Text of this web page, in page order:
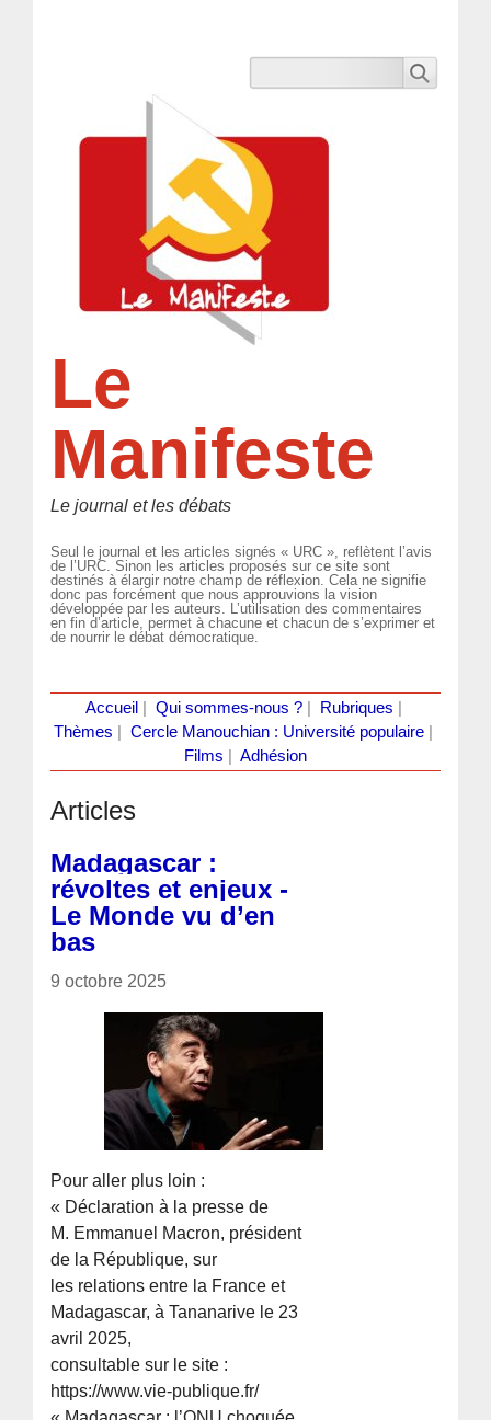
Le
Manifeste
Le journal et les débats
Seul le journal et les articles signés « URC », reflètent l’avis
de l’URC. Sinon les articles proposés sur ce site sont
destinés à élargir notre champ de réflexion. Cela ne signifie
donc pas forcément que nous approuvions la vision
développée par les auteurs. L’utilisation des commentaires
en fin d’article, permet à chacune et chacun de s’exprimer et
de nourrir le débat démocratique.
Accueil Qui sommes-nous ?| Rubriques
Thèmes
Cercle Manouchian : Université populaire
Films
Adhésion
Articles
Madagascar :
révoltes et enjeux -
Le Monde vu d’en
bas
9 octobre 2025
Pour aller plus loin :
« Déclaration à la presse de
M. Emmanuel Macron, président
de la République, sur
les relations entre la France et
Madagascar, à Tananarive le 23
avril 2025,
consultable sur le site :
https://www.vie-publique.fr/